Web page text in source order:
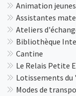
Animation
Assistantes
Ateliers
Bibliothèque
Cantine
Le Relais Petite
Lotissements du
Modes de